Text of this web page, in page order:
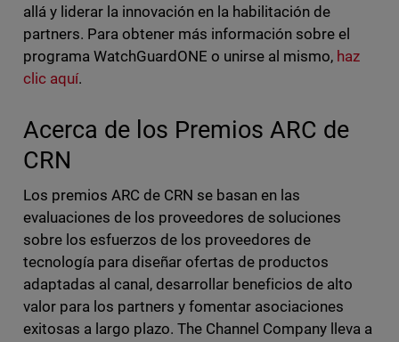
allá y liderar la innovación en la habilitación de
partners. Para obtener más información sobre el
programa WatchGuardONE o unirse al mismo, haz
clic aquí.
Acerca de los Premios ARC de
CRN
Los premios ARC de CRN se basan en las
evaluaciones de los proveedores de soluciones
sobre los esfuerzos de los proveedores de
tecnología para diseñar ofertas de productos
adaptadas al canal, desarrollar beneficios de alto
valor para los partners y fomentar asociaciones
exitosas a largo plazo. The Channel Company lleva a